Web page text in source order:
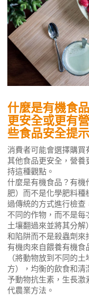
什麼是有機食
更安全或更有
些食品安全提
消費者可能會選擇購買
其他食品更安全，營
持這種觀點。
什麼是有機食品？有機
肥）而不是化學肥料
過傳統的方式進行檢查
不同的作物，而不是
土壤翻過來並將其分解
和陷阱而不是殺蟲劑來
有機肉來自餵養有機
（將動物放到不同的
方），均衡的飲食和
予動物抗生素，生長激
代農業方法。